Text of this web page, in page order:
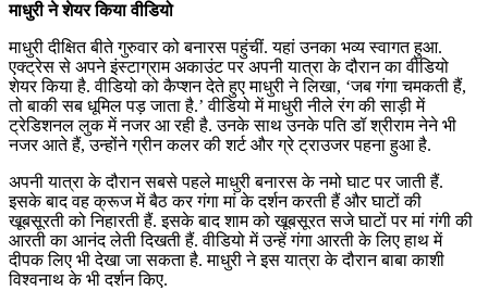
माधुरी ने शेयर किया वीडियो
माधुरी दीक्षित बीते गुरुवार को बनारस पहुंचीं. यहां उनका भव्य स्वागत हुआ.
एक्ट्रेस से अपने इंस्टाग्राम अकाउंट पर अपनी यात्रा के दौरान का वीडियो
शेयर किया है. वीडियो को कैप्शन देते हुए माधुरी ने लिखा, ‘जब गंगा चमकती हैं,
तो बाकी सब धूमिल पड़ जाता है.’ वीडियो में माधुरी नीले रंग की साड़ी में
ट्रेडिशनल लुक में नजर आ रही है. उनके साथ उनके पति डॉ श्रीराम नेने भी
नजर आते हैं, उन्होंने ग्रीन कलर की शर्ट और ग्रे ट्राउजर पहना हुआ है.
अपनी यात्रा के दौरान सबसे पहले माधुरी बनारस के नमो घाट पर जाती हैं.
इसके बाद वह क्रूज में बैठ कर गंगा मां के दर्शन करती हैं और घाटों की
खूबसूरती को निहारती हैं. इसके बाद शाम को खूबसूरत सजे घाटों पर मां गंगी की
आरती का आनंद लेती दिखती हैं. वीडियो में उन्हें गंगा आरती के लिए हाथ में
दीपक लिए भी देखा जा सकता है. माधुरी ने इस यात्रा के दौरान बाबा काशी
विश्वनाथ के भी दर्शन किए.